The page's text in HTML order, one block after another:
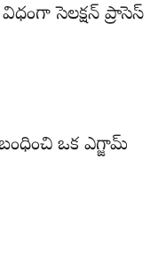
సెలక్షన్ ప్రాసెస్
ఒక ఎగ్జామ్